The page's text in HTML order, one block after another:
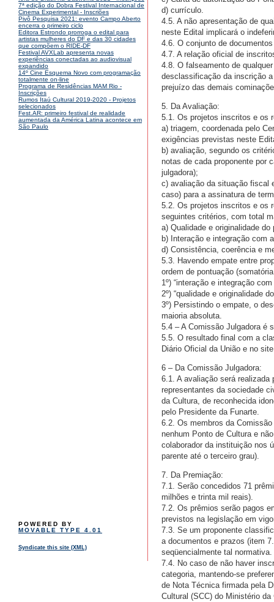
7ª edição do Dobra Festival Internacional de
Cinema Experimental - Inscriões
Pivô Pesquisa 2021: evento Campo Aberto
encerra o primeiro ciclo
Editora Estrondo prorroga o edital para
artistas mulheres do DF e das 30 cidades
que compõem o RIDE-DF
Festival AVXLab apresenta novas
experiências conectadas ao audiovisual
expandido
14º Cine Esquema Novo com programação
totalmente on-line
Programa de Residências MAM Rio -
Inscrições
Rumos Itaú Cultural 2019-2020 - Projetos
selecionados
Fest.AR: primeiro festival de realidade
aumentada da América Latina acontece em
São Paulo
POWERED BY
MOVABLE TYPE 4.01
Syndicate this site (XML)
d) currículo.
4.5. A não apresentação de
neste Edital implicará o
4.6. O conjunto de
4.7. A relação oficial de
4.8. O falseamento de
desclassificação da inscrição
prejuízo das demais
5. Da Avaliação:
5.1. Os projetos inscritos e os
a) triagem, coordenada pelo
exigências previstas neste
b) avaliação, segundo os
notas de cada proponente por
julgadora);
c) avaliação da situação fiscal
caso) para a assinatura de
5.2. Os projetos inscritos e os
seguintes critérios, com total
a) Qualidade e originalidade
b) Interação e integração com
d) Consistência, coerência e
5.3. Havendo empate entre
ordem de pontuação
1º) “interação e integração
2º) “qualidade e originalidade
3º) Persistindo o empate, o
maioria absoluta.
5.4 – A Comissão Julgadora é
5.5. O resultado final com a
Diário Oficial da União e no
6 – Da Comissão Julgadora:
6.1. A avaliação será
representantes da sociedade
da Cultura, de reconhecida
pelo Presidente da Funarte.
6.2. Os membros da
nenhum Ponto de Cultura e
colaborador da instituição nos
parente até o terceiro grau).
7. Da Premiação:
7.1. Serão concedidos 71
milhões e trinta mil reais).
7.2. Os prêmios serão pagos
previstos na legislação em
7.3. Se um proponente
a documentos e prazos (item
seqüencialmente tal normativa.
7.4. No caso de não haver
categoria, mantendo-se
de Nota Técnica firmada pela
Cultural (SCC) do Ministério da